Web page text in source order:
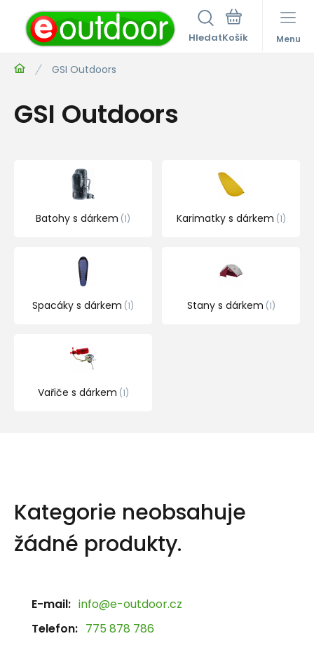
Hledat Menu
GSI Outdoors
GSI Outdoors
Batohy s dárkem 1 Karimatky s dárkem 1
Spacáky s dárkem 1 Stany s dárkem 1
Vařiče s dárkem 1
Kategorie neobsahuje
žádné produkty.
E-mail: info@e-outdoor.cz
Telefon: 775 878 786